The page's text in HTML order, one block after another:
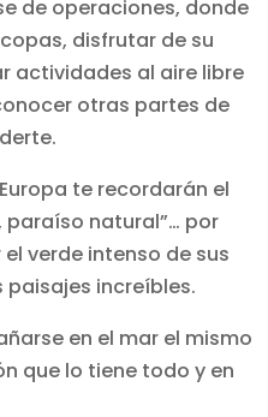
de operaciones, donde
disfrutar de su
actividades al aire libre
otras partes de
te recordarán el
paraíso natural”… por
verde intenso de sus
paisajes increíbles.
en el mar el mismo
que lo tiene todo y en